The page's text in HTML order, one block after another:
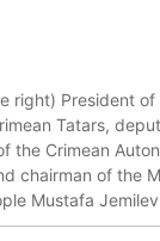
right) President of
Tatars,
the Crimean
chairman of the
Mustafa Jemilev